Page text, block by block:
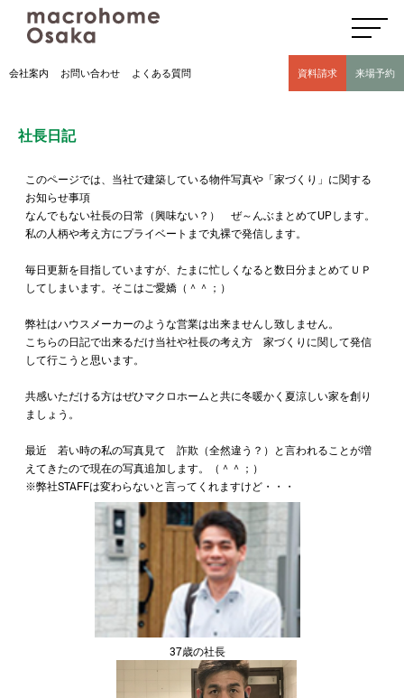
高気密高断熱住宅のマクロホーム大阪の社長日記(豊中市 モデルハウス有)
会社案内 お問い合わせ よくある質問 資料請求 来場予約
社長日記
このページでは、当社で建築している物件写真や「家づくり」に関する
お知らせ事項
なんでもない社長の日常（興味ない？） ぜ～んぶまとめてUPします。
私の人柄や考え方にプライベートまで丸裸で発信します。
毎日更新を目指していますが、たまに忙しくなると数日分まとめてＵＰ
してしまいます。そこはご愛嬌（＾＾；）
弊社はハウスメーカーのような営業は出来ませんし致しません。
こちらの日記で出来るだけ当社や社長の考え方 家づくりに関して発信
して行こうと思います。
共感いただける方はぜひマクロホームと共に冬暖かく夏涼しい家を創り
ましょう。
最近 若い時の私の写真見て 詐欺（全然違う？）と言われることが増
えてきたので現在の写真追加します。（＾＾；）
※弊社STAFFは変わらないと言ってくれますけど・・・
37歳の社長